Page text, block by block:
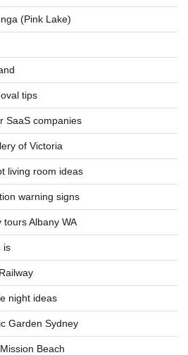
(Pink Lake)
tips
SaaS companies
of Victoria
living room ideas
warning signs
tours Albany WA
is
night ideas
Garden Sydney
Beach